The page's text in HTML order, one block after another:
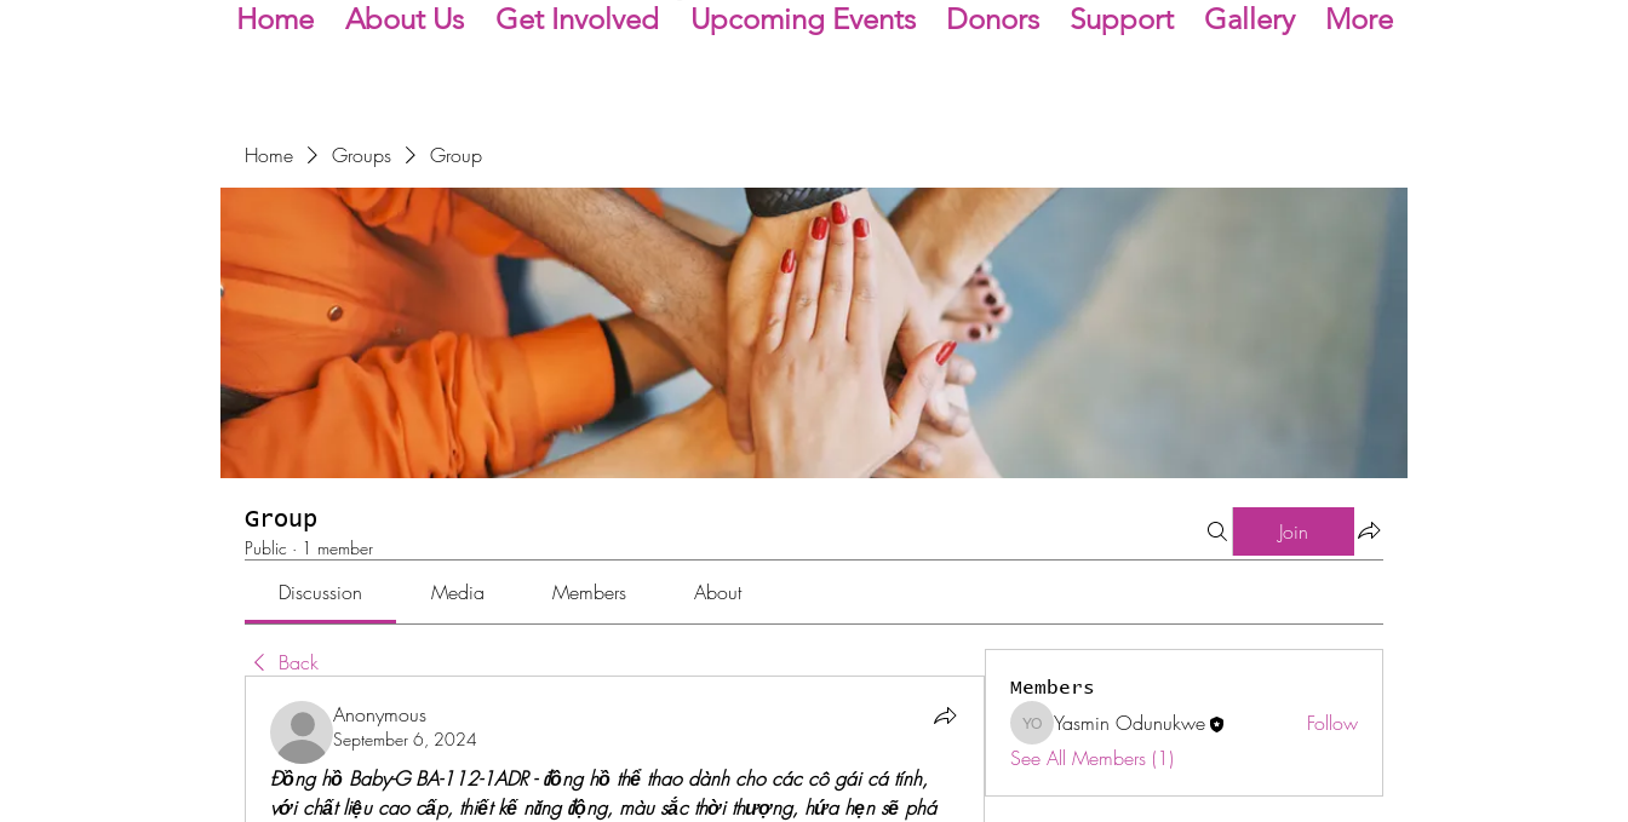
Home About Us Get Involved Upcoming Events Donors Support Gallery More
Home Groups Group
Group
Public · 1 member
Join
Discussion Media Members About
Back
Anonymous
September 6, 2024
Đồng hồ Baby-G BA-112-1ADR - đồng hồ thể thao dành cho các cô gái cá tính,
với chất liệu cao cấp, thiết kế năng động, màu sắc thời thượng, hứa hẹn sẽ phá
Members
Yasmin Odunukwe
Yasmin Odunukwe
Follow
See All Members (1)